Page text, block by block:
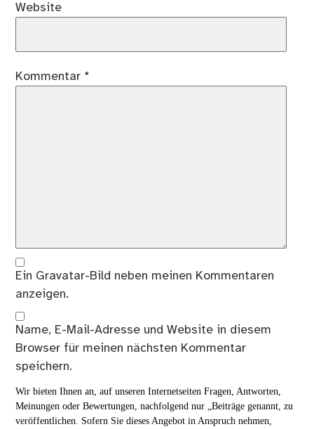
Website
Kommentar *
Ein Gravatar-Bild neben meinen Kommentaren
anzeigen.
Name, E-Mail-Adresse und Website in diesem
Browser für meinen nächsten Kommentar
speichern.
Wir bieten Ihnen an, auf unseren Internetseiten Fragen, Antworten,
Meinungen oder Bewertungen, nachfolgend nur „Beiträge genannt, zu
veröffentlichen. Sofern Sie dieses Angebot in Anspruch nehmen,